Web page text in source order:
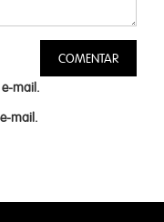
e-mail.
mail.